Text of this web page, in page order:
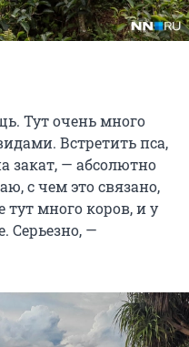
Тут очень много
Встретить пса,
закат, — абсолютно
с чем это связано,
много коров, и у
Серьезно, —